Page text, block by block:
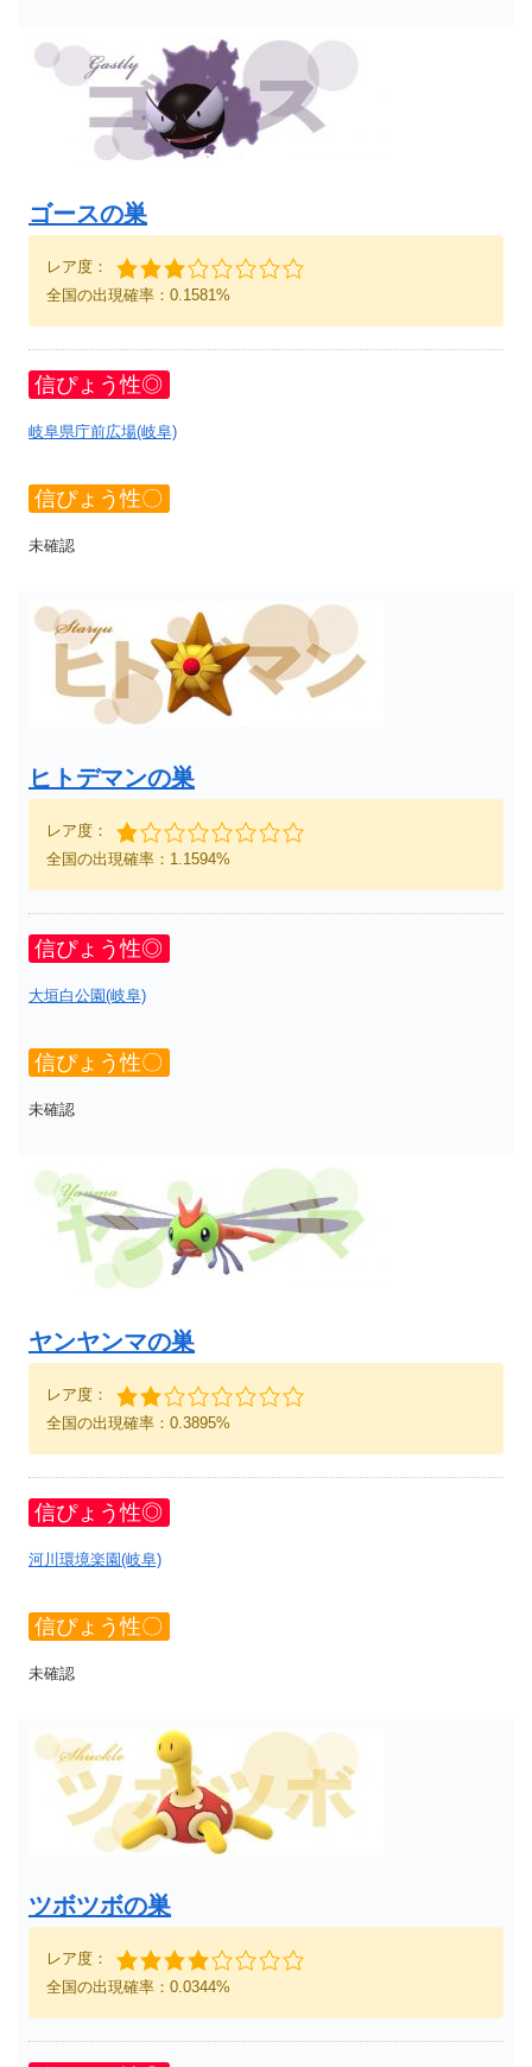
ゴースの巣
レア度：
全国の出現確率：0.1581%
信ぴょう性◎
岐阜県庁前広場(岐阜)
信ぴょう性〇
未確認
ヒトデマンの巣
レア度：
全国の出現確率：1.1594%
信ぴょう性◎
大垣白公園(岐阜)
信ぴょう性〇
未確認
ヤンヤンマの巣
レア度：
全国の出現確率：0.3895%
信ぴょう性◎
河川環境楽園(岐阜)
信ぴょう性〇
未確認
ツボツボの巣
レア度：
全国の出現確率：0.0344%